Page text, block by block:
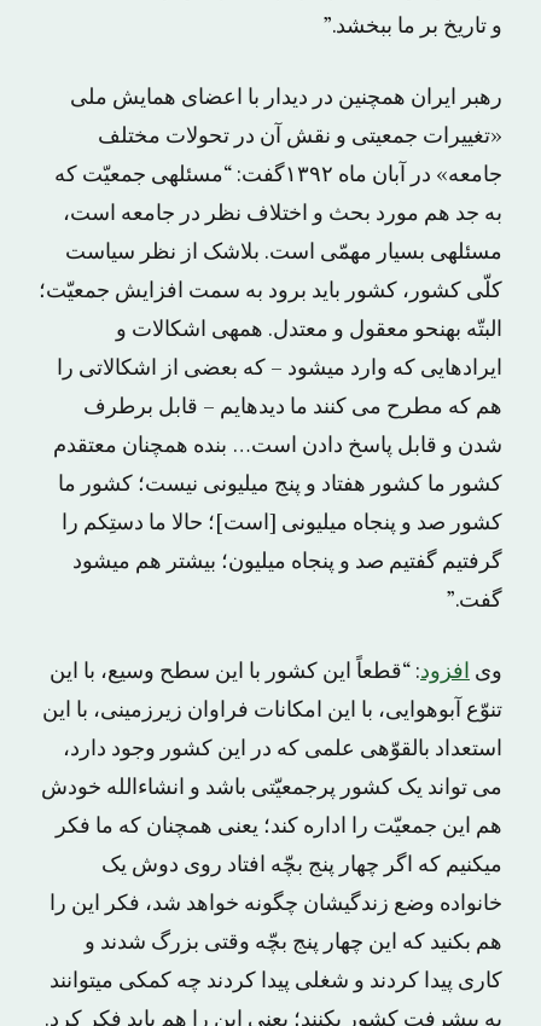
و تاریخ بر ما ببخشد.”
رهبر ایران همچنین در دیدار با اعضاى همایش ملى
«تغییرات جمعیتى و نقش آن در تحولات مختلف
جامعه» در آبان ماه ١۳۹٢گفت: “مسئلهى جمعیّت که
به جد هم مورد بحث و اختلاف نظر در جامعه است،
مسئلهى بسیار مهمّى است. بلاشک از نظر سیاست
کلّى کشور، کشور باید برود به سمت افزایش جمعیّت؛
البتّه بهنحو معقول و معتدل. همهى اشکالات و
ایرادهایى که وارد میشود – که بعضى از اشکالاتى را
هم که مطرح می کنند ما دیدهایم – قابل برطرف
شدن و قابل پاسخ دادن است… بنده همچنان معتقدم
کشور ما کشور هفتاد و پنج میلیونى نیست؛ کشور ما
کشور صد و پنجاه میلیونى [است]؛ حالا ما دستِکم را
گرفتیم گفتیم صد و پنجاه میلیون؛ بیشتر هم میشود
گفت.”
وی افزود: “قطعاً این کشور با این سطح وسیع، با این
تنوّع آبوهوایى، با این امکانات فراوان زیرزمینى، با این
استعداد بالقوّهى علمى که در این کشور وجود دارد،
می تواند یک کشور پرجمعیّتى باشد و انشاءالله خودش
هم این جمعیّت را اداره کند؛ یعنى همچنان که ما فکر
میکنیم که اگر چهار پنج بچّه افتاد روى دوش یک
خانواده وضع زندگیشان چگونه خواهد شد، فکر این را
هم بکنید که این چهار پنج بچّه وقتى بزرگ شدند و
کارى پیدا کردند و شغلى پیدا کردند چه کمکى میتوانند
به پیشرفت کشور بکنند؛ یعنى این را هم باید فکر کرد.